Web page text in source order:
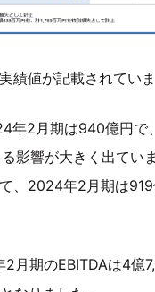
績値が記載されていま
年2月期は940億円で
影響が大きく出てい
、2024年2月期は
月期のEBITDAは4億